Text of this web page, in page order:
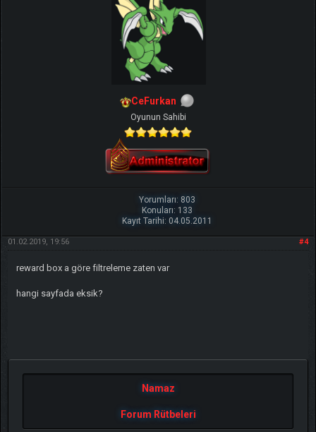
CeFurkan
Oyunun Sahibi
Yorumları: 803
Konuları: 133
Kayıt Tarihi: 04.05.2011
#4
01.02.2019, 19:56
reward box a göre filtreleme zaten var
hangi sayfada eksik?
Namaz
Forum Rütbeleri